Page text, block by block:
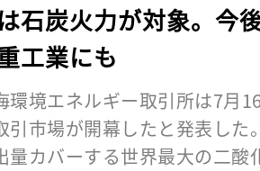
石炭火力が対象。今
工業にも
境エネルギー取引所は7月
引市場が開幕したと発表し
量カバーする世界最大の二酸